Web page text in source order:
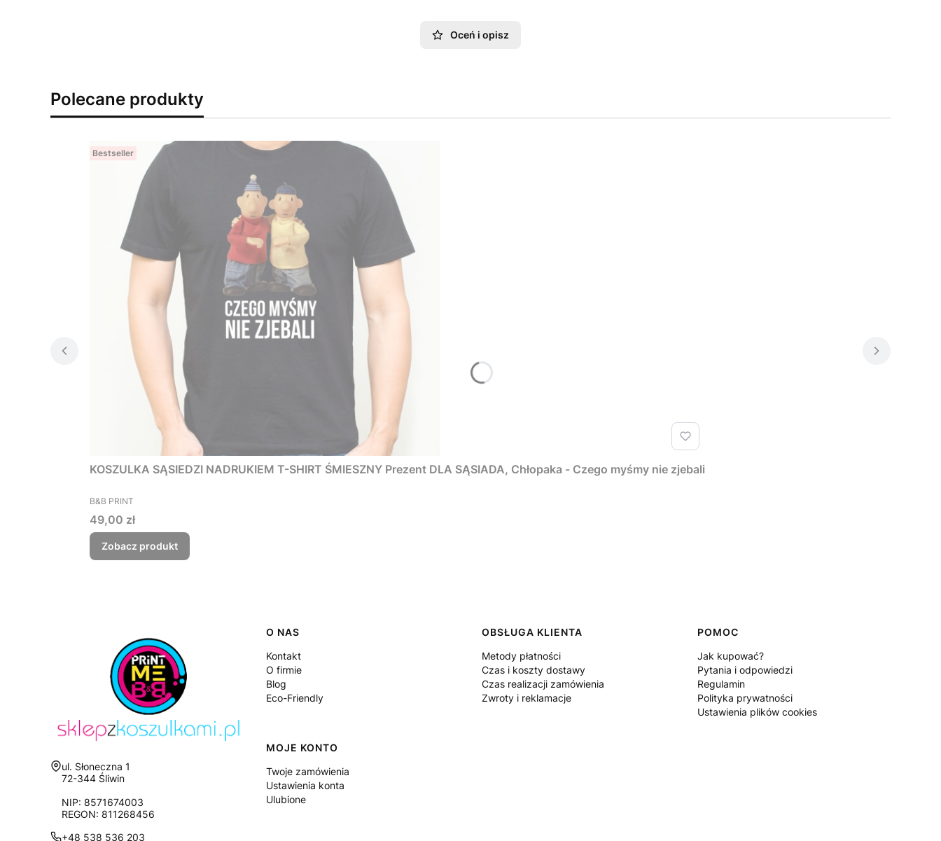
Oceń i opisz
Polecane produkty
Bestseller
KOSZULKA SĄSIEDZI NADRUKIEM T-SHIRT ŚMIESZNY Prezent DLA SĄSIADA, Chłopaka - Czego myśmy nie zjebali
PRODUCENT
B&B PRINT
Cena
49,00 zł
Zobacz produkt
Adres:
ul. Słoneczna 1
72-344 Śliwin
NIP: 8571674003
REGON: 811268456
+48 538 536 203
Linki w stopce
O NAS
Kontakt
O firmie
Blog
Eco-Friendly
OBSŁUGA KLIENTA
Metody płatności
Czas i koszty dostawy
Czas realizacji zamówienia
Zwroty i reklamacje
POMOC
Jak kupować?
Pytania i odpowiedzi
Regulamin
Polityka prywatności
Ustawienia plików cookies
MOJE KONTO
Twoje zamówienia
Ustawienia konta
Ulubione